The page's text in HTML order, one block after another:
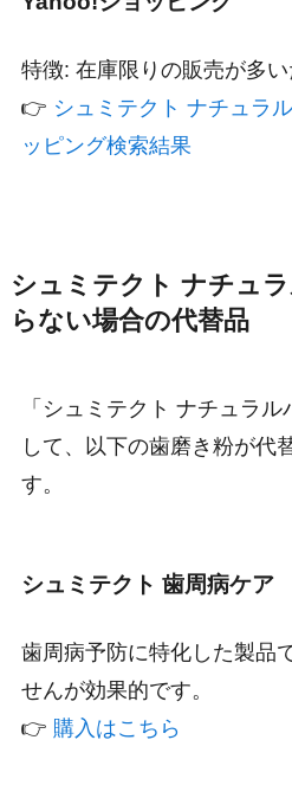
特徴: 在庫限りの販売が多い
👉 シュミテクト ナチュラ
ッピング検索結果
シュミテクト ナチュ
らない場合の代替品
「シュミテクト ナチュラ
して、以下の歯磨き粉が代
す。
シュミテクト 歯周病ケア
歯周病予防に特化した製品
せんが効果的です。
👉 購入はこちら